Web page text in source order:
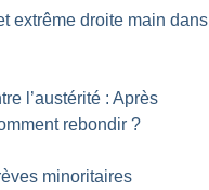
extrême droite main dans
l’austérité : Après
rebondir ?
minoritaires